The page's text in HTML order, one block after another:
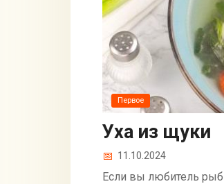
Первое
Уха из щуки
11.10.2024
Если вы любитель